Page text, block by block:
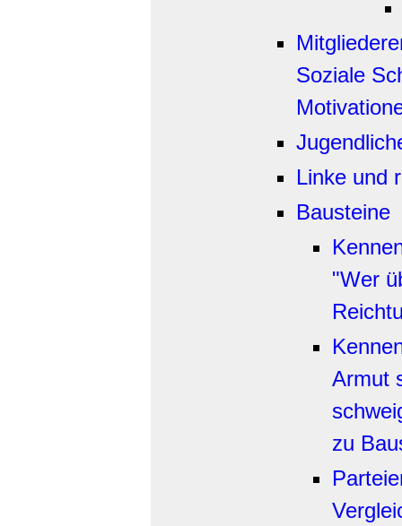
Soziale
Linke und
Bausteine
"Wer
Armut
zu